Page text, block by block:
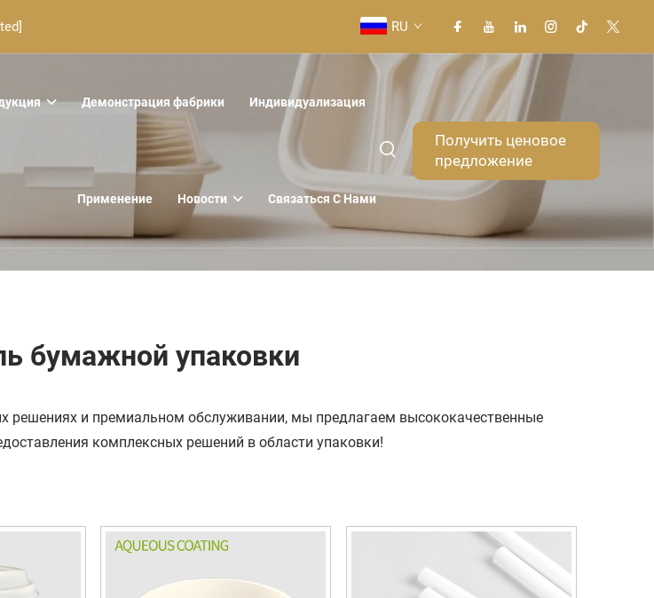
RU
Демонстрация фабрики Индивидуализация
Применение Новости Связаться С Нами
Получить ценовое
предложение
бумажной упаковки
решениях и премиальном обслуживании, мы предлагаем высококачественные
комплексных решений в области упаковки!